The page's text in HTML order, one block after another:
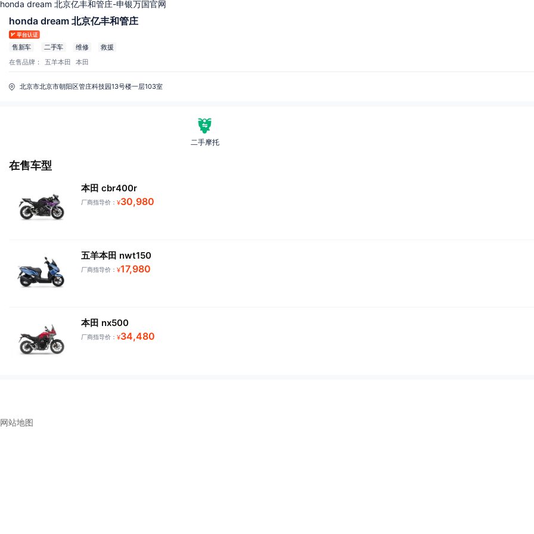
honda dream 北京亿丰和管庄-申银万国官网
honda dream 北京亿丰和管庄
售新车 二手车 维修 救援
在售品牌： 五羊本田 本田
北京市北京市朝阳区管庄科技园13号楼一层103室
二手摩托
在售车型
本田 cbr400r
厂商指导价： ¥30,980
五羊本田 nwt150
厂商指导价： ¥17,980
本田 nx500
厂商指导价： ¥34,480
网站地图